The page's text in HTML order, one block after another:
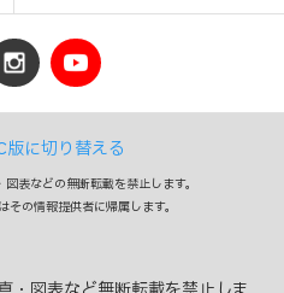
版に切り替える
表などの無断転載を禁止します。
の情報提供者に帰属します。